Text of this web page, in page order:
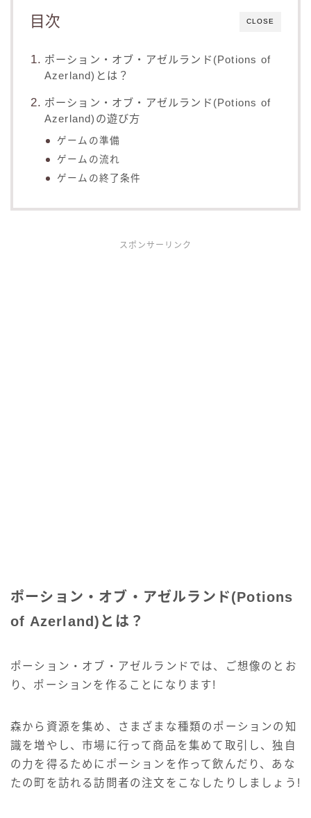
CLOSE
目次
ポーション・オブ・アゼルランド(Potions of
Azerland)とは？
ポーション・オブ・アゼルランド(Potions of
Azerland)の遊び方
ゲームの準備
ゲームの流れ
ゲームの終了条件
スポンサーリンク
ポーション・オブ・アゼルランド(Potions
of Azerland)とは？
ポーション・オブ・アゼルランドでは、ご想像のとお
り、ポーションを作ることになります!
森から資源を集め、さまざまな種類のポーションの知
識を増やし、市場に行って商品を集めて取引し、独自
の力を得るためにポーションを作って飲んだり、あな
たの町を訪れる訪問者の注文をこなしたりしましょう!